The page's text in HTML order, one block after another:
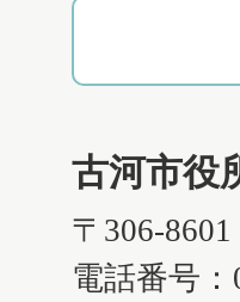
古河市役
〒306-
電話番号：